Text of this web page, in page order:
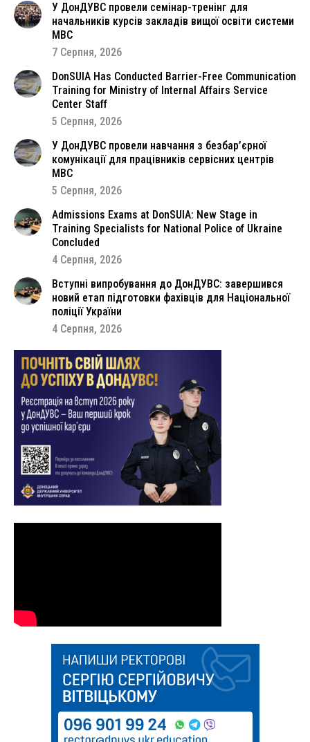
У ДонДУВС провели семінар-тренінг для
начальників курсів закладів вищої освіти системи
МВС
7 Серпня, 2026
DonSUIA Has Conducted Barrier-Free Communication
Training for Ministry of Internal Affairs Service
Center Staff
5 Серпня, 2026
У ДонДУВС провели навчання з безбар’єрної
комунікації для працівників сервісних центрів
МВС
5 Серпня, 2026
Admissions Exams at DonSUIA: New Stage in
Training Specialists for National Police of Ukraine
Concluded
4 Серпня, 2026
Вступні випробування до ДонДУВС: завершився
новий етап підготовки фахівців для Національної
поліції України
4 Серпня, 2026